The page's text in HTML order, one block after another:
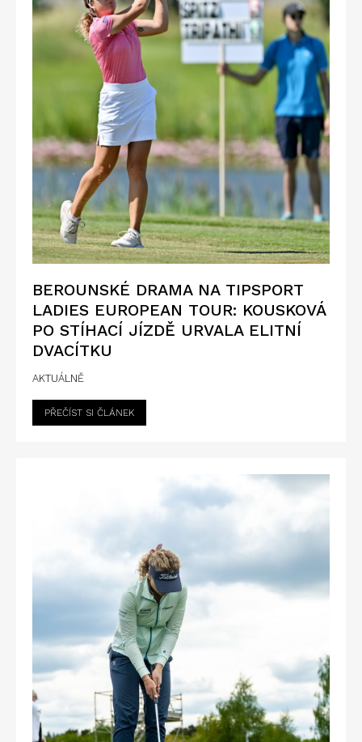
BEROUNSKÉ DRAMA NA TIPSPORT
LADIES EUROPEAN TOUR: KOUSKOVÁ
PO STÍHACÍ JÍZDĚ URVALA ELITNÍ
DVACÍTKU
AKTUÁLNĚ
PŘEČÍST SI ČLÁNEK